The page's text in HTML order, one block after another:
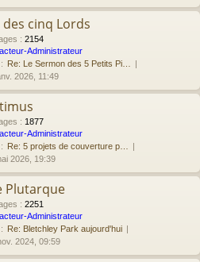
cinq Lords
: 2154
Administrateur
Re: Le Sermon des 5 Petits Pi…
2026, 11:49
: 1877
Administrateur
Re: 5 projets de couverture p…
2026, 19:39
Plutarque
: 2251
Administrateur
Re: Bletchley Park aujourd'hui
2024, 09:59